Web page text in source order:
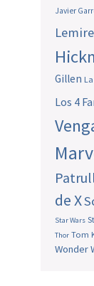
Javier
Lemire
Gillen
Los 4
de X
Star Wars
Thor Tom
Wonder